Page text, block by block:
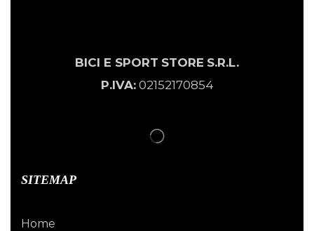
BICI E SPORT STORE S.R.L.
P.IVA:02152170854
SITEMAP
Home